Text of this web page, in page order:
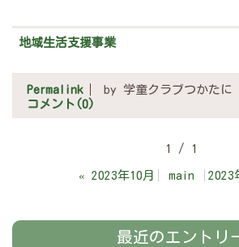
地域生活支援事業
Permalink by 学童クラブつかたに
コメント(0)
1 / 1
« 2023年10月 main 2023
最近のエントリ